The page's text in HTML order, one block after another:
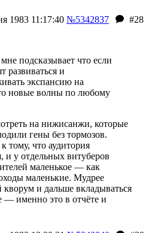
1983 11:17:40 №5342837
#28
подсказывает что если
развиваться и
экспансию на
новые волны по любому
на нижисанжи, которые
гены без тормозов.
тому, что аудитория
и у отдельных витуберов
маленькое — как
маленькие. Мудрее
кворум и дальше вкладываться
— именно это в отчёте и